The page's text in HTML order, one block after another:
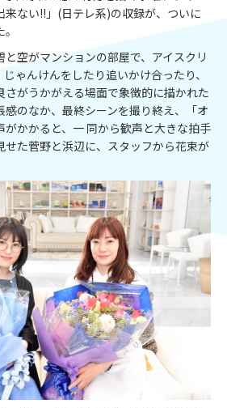
来ない!!」(日テレ系)の収録が、ついに
空がマンションの部屋で、アイスクリ
ゃんけんをしたり追いかけ合ったり、
さがうかがえる場面で象徴的に描かれた
感のなか、最終シーンを撮り終え、「オ
がかかると、一 同から歓声と大きな拍手
せた菅野と浜辺に、スタッフから花束が